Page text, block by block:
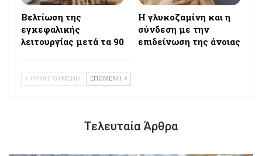
Βελτίωση της
εγκεφαλικής
λειτουργίας μετά τα 90
Η γλυκοζαμίνη και η
σύνδεση με την
επιδείνωση της άνοιας
ΠΡΟΗΓΟΥΜΕΝΗ ΕΠΟΜΕΝΗ
Τελευταία Άρθρα